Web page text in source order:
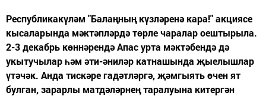
Республикакүләм "Балаңның күзләренә кара!" акциясе
кысаларында мәктәпләрдә төрле чаралар оештырыла.
2-3 декабрь көннәрендә Апас урта мәктәбендә дә
укытучылар һәм әти-әниләр катнашында җыелышлар
үтәчәк. Анда тискәре гадәтләргә, җәмгыять өчен ят
булган, зарарлы матдәләрнең таралуына китергән